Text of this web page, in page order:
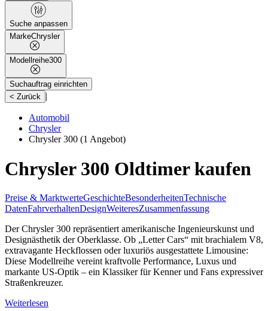
Suche anpassen
MarkeChrysler
Modellreihe300
Suchauftrag einrichten
< Zurück |
Automobil
Chrysler
Chrysler 300 (1 Angebot)
Chrysler 300 Oldtimer kaufen
Preise & MarktwerteGeschichteBesonderheitenTechnische
DatenFahrverhaltenDesignWeiteresZusammenfassung
Der Chrysler 300 repräsentiert amerikanische Ingenieurskunst und
Designästhetik der Oberklasse. Ob „Letter Cars“ mit brachialem V8,
extravagante Heckflossen oder luxuriös ausgestattete Limousine:
Diese Modellreihe vereint kraftvolle Performance, Luxus und
markante US-Optik – ein Klassiker für Kenner und Fans expressiver
Straßenkreuzer.
Weiterlesen